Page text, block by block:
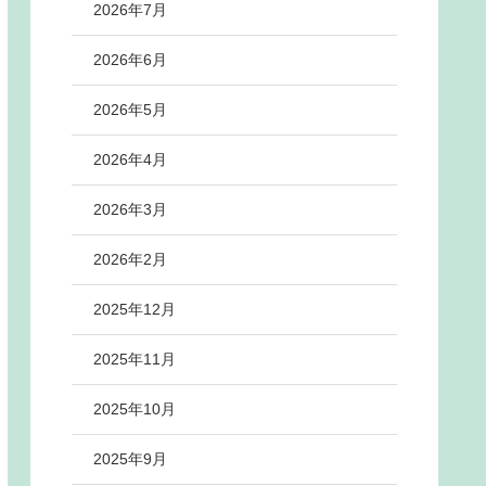
2026年7月
2026年6月
2026年5月
2026年4月
2026年3月
2026年2月
2025年12月
2025年11月
2025年10月
2025年9月